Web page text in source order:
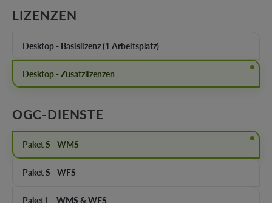
LIZENZEN
Desktop - Basislizenz (1 Arbeitsplatz)
Desktop - Zusatzlizenzen
OGC-DIENSTE
Paket S - WMS
Paket S - WFS
Paket L - WMS & WFS